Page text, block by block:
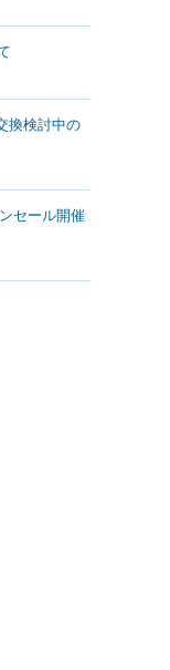
換検討中の
セール開催